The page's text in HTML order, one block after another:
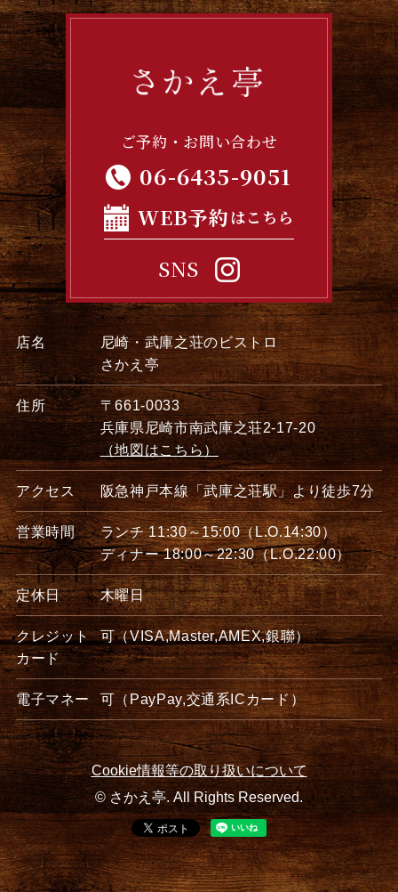
ご予約・お問い合わせ
06-6435-9051
WEB予約はこちら
SNS
店名
尼崎・武庫之荘のビストロ
さかえ亭
住所
〒661-0033
兵庫県尼崎市南武庫之荘2-17-20
（地図はこちら）
アクセス 阪急神戸本線「武庫之荘駅」より徒歩7分
営業時間
ランチ 11:30～15:00（L.O.14:30）
ディナー 18:00～22:30（L.O.22:00）
定休日 木曜日
クレジット
カード
可（VISA,Master,AMEX,銀聯）
電子マネー 可（PayPay,交通系ICカード）
Cookie情報等の取り扱いについて
© さかえ亭. All Rights Reserved.